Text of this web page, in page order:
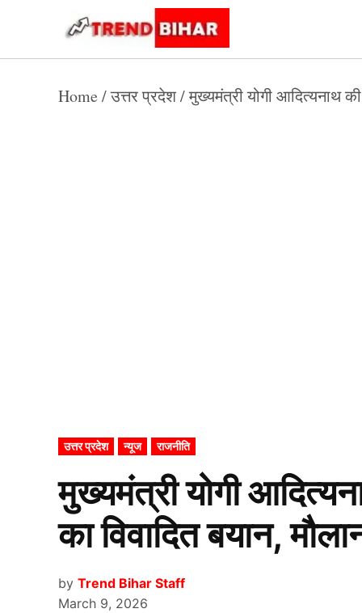
content
Bihar
Home /उत्तर प्रदेश/मुख्यमंत्री योगी आदित्यनाथ
POSTED
IN
उत्तर प्रदेश न्यूज राजनीति
मुख्यमंत्री योगी
का विवादित बयान,
by Trend Bihar Staff
March 9, 2026